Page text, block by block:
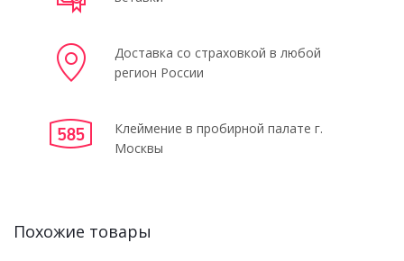
Доставка со страховкой в любой
регион России
Клеймение в пробирной палате г.
Москвы
Похожие товары